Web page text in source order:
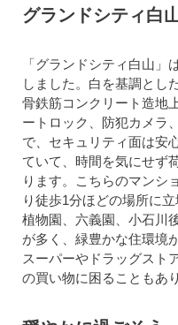
グランドシティ白
「グランドシティ白山」
しました。白を基調とし
骨鉄筋コンクリート造地
ートロック、防犯カメラ
で、セキュリティ面は安
ていて、時間を気にせず
ります。こちらのマンシ
り徒歩1分ほどの場所に
植物園、六義園、小石川
が多く、緑豊かな住環境
スーパーやドラッグスト
の買い物に困ることもあ